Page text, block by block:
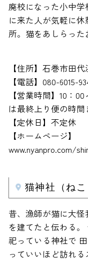
廃校になった小中
に来た人が気軽に
所。猫をあしらった
【住所】石巻市田
【電話】080-6015-
【営業時間】10：
は最終上り便の時間
【定休日】不定休
【ホームページ】
www.nyanpro.com/
猫神社（ねこ
昔、漁師が猫に大
を建てたと伝わる
祀っている神社で
っていいほど訪れる